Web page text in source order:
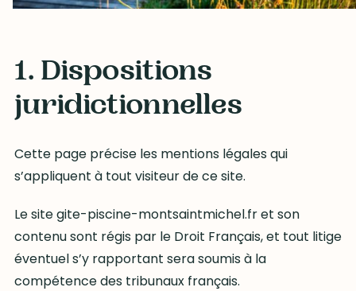
1. Dispositions
juridictionnelles
Cette page précise les mentions légales qui
s’appliquent à tout visiteur de ce site.
Le site gite-piscine-montsaintmichel.fr et son
contenu sont régis par le Droit Français, et tout litige
éventuel s’y rapportant sera soumis à la
compétence des tribunaux français.